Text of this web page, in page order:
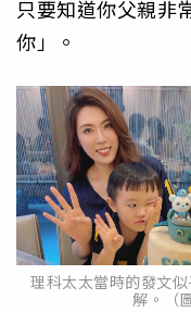
只要知道你父親非
你」。
理科太太當時的發文
解。（